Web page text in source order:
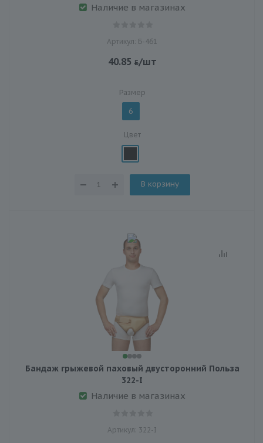
Наличие в магазинах
Артикул: Б-461
40.85 /шт
Размер
6
Цвет
В корзину
Бандаж грыжевой паховый двусторонний Польза
322-I
Наличие в магазинах
Артикул: 322-I